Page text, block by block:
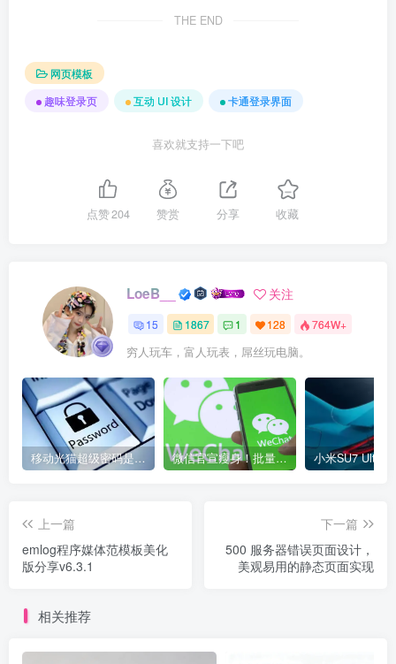
THE END
网页模板
趣味登录页
互动 UI 设计 卡通登录界面
喜欢就支持一下吧
点赞204 赞赏 分享 收藏
LoeB__ 关注
15 1867 1 128 764W+
穷人玩车，富人玩表，屌丝玩电脑。
移动光猫超级密码是多少？移动光猫超级管理员后台账号与密码 微信官宣瘦身！批量清理原图新功能来了 安卓、iOS均可使用
上一篇
emlog程序媒体范模板美化
版分享v6.3.1
下一篇
500 服务器错误页面设计，
美观易用的静态页面实现
相关推荐